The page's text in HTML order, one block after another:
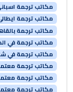
مكاتب ترجمة
مكاتب ترجمة
مكاتب ترجمة
مكاتب ترجمة في
مكاتب ترجمة في
مكاتب ترجمة
مكاتب ترجمة
مكاتب ترجمة